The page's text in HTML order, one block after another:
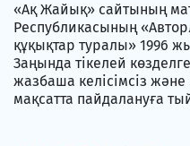
«Ақ Жайық» сайтының
Республикасының
құқықтар туралы» 1996
Заңында тікелей
жазбаша келісімсіз және
мақсатта пайдалануға